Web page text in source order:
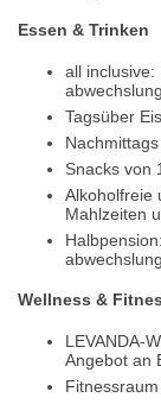
Essen & Trinken
all
Tagsüber
Snacks von
Alkoholfreie
Mahlzeiten
Wellness &
LEVANDA-
Angebot an